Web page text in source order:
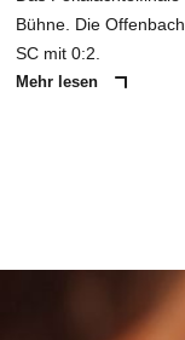
Bühne. Die
SC mit 0:2.
Mehr lesen